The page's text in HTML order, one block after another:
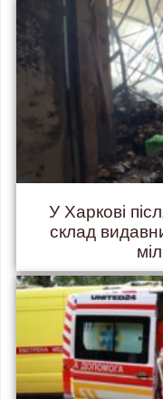
У Харкові
склад